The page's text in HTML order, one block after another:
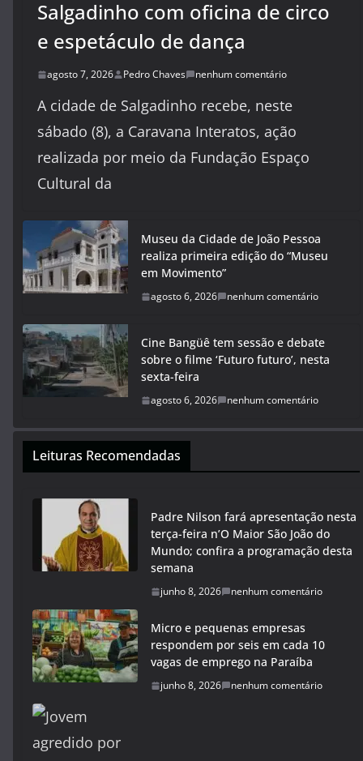
Salgadinho com oficina de circo
e espetáculo de dança
agosto 7, 2026 Pedro Chaves nenhum comentário
A cidade de Salgadinho recebe, neste
sábado (8), a Caravana Interatos, ação
realizada por meio da Fundação Espaço
Cultural da
Museu da Cidade de João Pessoa
realiza primeira edição do “Museu
em Movimento”
agosto 6, 2026 nenhum comentário
Cine Bangüê tem sessão e debate
sobre o filme ‘Futuro futuro’, nesta
sexta-feira
agosto 6, 2026 nenhum comentário
Leituras Recomendadas
Padre Nilson fará apresentação nesta
terça-feira n’O Maior São João do
Mundo; confira a programação desta
semana
junho 8, 2026 nenhum comentário
Micro e pequenas empresas
respondem por seis em cada 10
vagas de emprego na Paraíba
junho 8, 2026 nenhum comentário